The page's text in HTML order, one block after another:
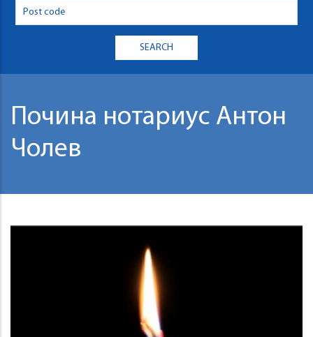
Почина нотариус Антон
Чолев